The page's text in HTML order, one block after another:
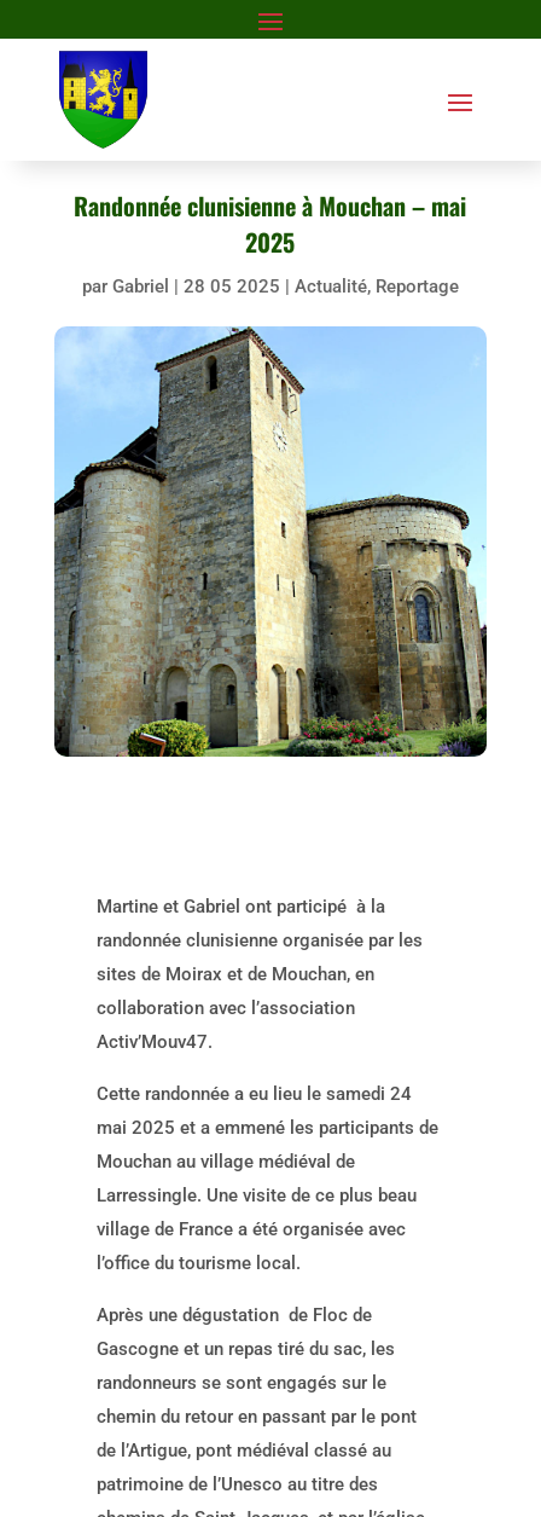
Randonnée clunisienne à Mouchan – mai
2025
par Gabriel | 28 05 2025 | Actualité, Reportage
Martine et Gabriel ont participé à la
randonnée clunisienne organisée par les
sites de Moirax et de Mouchan, en
collaboration avec l’association
Activ’Mouv47.
Cette randonnée a eu lieu le samedi 24
mai 2025 et a emmené les participants de
Mouchan au village médiéval de
Larressingle. Une visite de ce plus beau
village de France a été organisée avec
l’office du tourisme local.
Après une dégustation de Floc de
Gascogne et un repas tiré du sac, les
randonneurs se sont engagés sur le
chemin du retour en passant par le pont
de l’Artigue, pont médiéval classé au
patrimoine de l’Unesco au titre des